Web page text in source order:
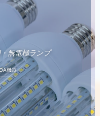
無電極ランプ
機器